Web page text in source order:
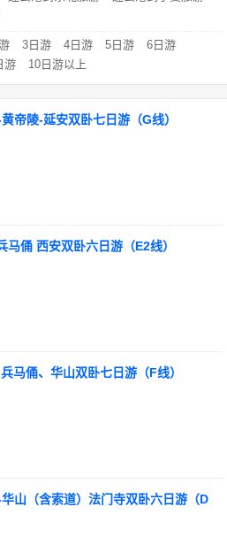
3日游 4日游 5日游
6日游
游 10日游以上
帝陵-延安双卧七日游（G线）
俑 西安双卧六日游（E2线）
马俑、华山双卧七日游（F线）
山（含索道）法门寺双卧六日游（D